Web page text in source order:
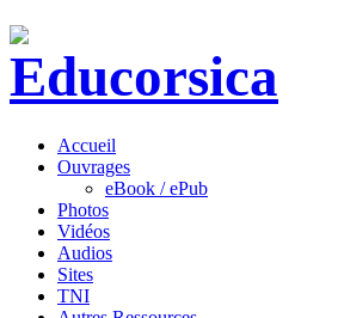
Accueil
Ouvrages
eBook / ePub
Photos
Vidéos
Audios
Sites
TNI